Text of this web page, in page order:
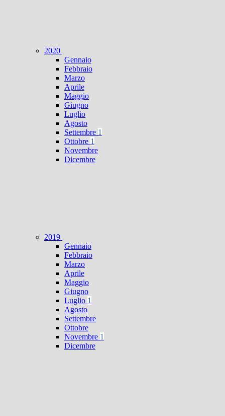
2020
Gennaio
Febbraio
Marzo
Aprile
Maggio
Giugno
Luglio
Agosto
Settembre 1
Ottobre 1
Novembre
Dicembre
2019
Gennaio
Febbraio
Marzo
Aprile
Maggio
Giugno
Luglio 1
Agosto
Settembre
Ottobre
Novembre 1
Dicembre